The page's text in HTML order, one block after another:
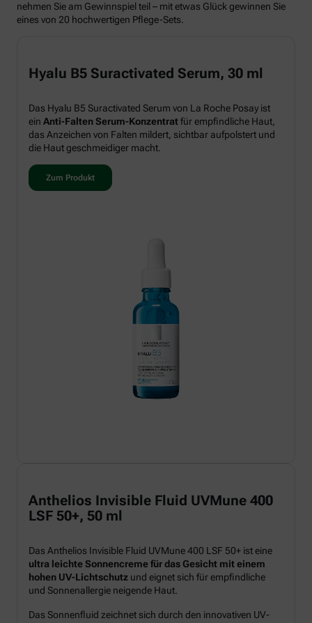
nehmen Sie am Gewinnspiel teil – mit etwas Glück gewinnen Sie
eines von 20 hochwertigen Pflege-Sets.
Hyalu B5 Suractivated Serum, 30 ml
Das Hyalu B5 Suractivated Serum von La Roche Posay ist
ein Anti-Falten Serum-Konzentratfür empfindliche Haut,
das Anzeichen von Falten mildert, sichtbar aufpolstert und
die Haut geschmeidiger macht.
Zum Produkt
Anthelios Invisible Fluid UVMune 400
LSF 50+, 50 ml
Das Anthelios Invisible Fluid UVMune 400 LSF 50+ ist eine
ultra leichte Sonnencreme für das Gesicht mit einem
hohen UV-Lichtschutz und eignet sich für empfindliche
und Sonnenallergie neigende Haut.
Das Sonnenfluid zeichnet sich durch den innovativen UV-